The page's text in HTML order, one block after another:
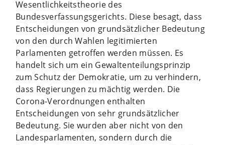
Wesentlichkeitstheorie des
Bundesverfassungsgerichts. Diese besagt, dass
Entscheidungen von grundsätzlicher Bedeutung
von den durch Wahlen legitimierten
Parlamenten getroffen werden müssen. Es
handelt sich um ein Gewaltenteilungsprinzip
zum Schutz der Demokratie, um zu verhindern,
dass Regierungen zu mächtig werden. Die
Corona-Verordnungen enthalten
Entscheidungen von sehr grundsätzlicher
Bedeutung. Sie wurden aber nicht von den
Landesparlamenten, sondern durch die